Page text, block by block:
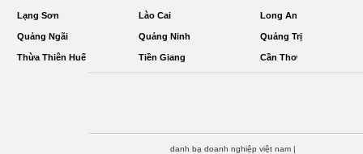
Lạng Sơn Lào Cai Long An
Quảng Ngãi Quảng Ninh Quảng Trị
Thừa Thiên Huế Tiền Giang Cần Thơ
danh bạ doanh nghiệp việt nam |